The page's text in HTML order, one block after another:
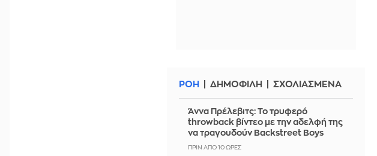
ΡΟΗ ΔΗΜΟΦΙΛΗ ΣΧΟΛΙΑΣΜΕΝΑ
Άννα Πρέλεβιτς: Το τρυφερό
throwback βίντεο με την αδελφή της
να τραγουδούν Backstreet Boys
ΠΡΙΝ ΑΠΌ 10 ΏΡΕΣ